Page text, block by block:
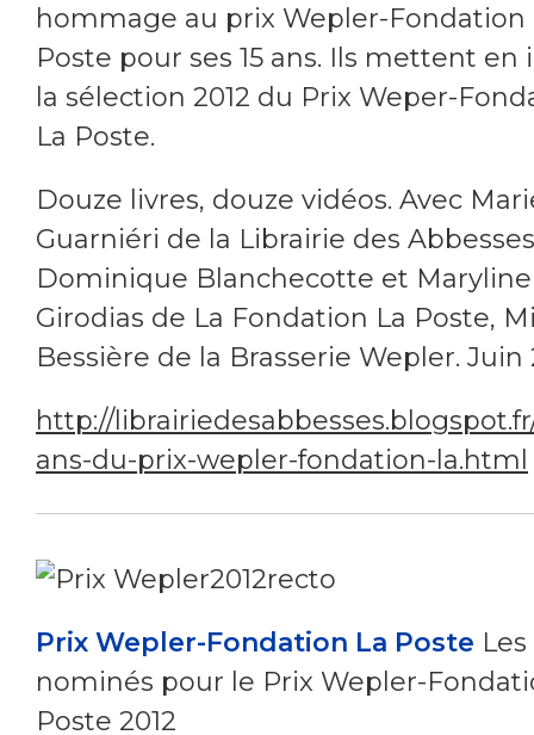
hommage au prix Wepler-Fondation
Poste pour ses 15 ans. Ils mettent en
la sélection 2012 du Prix Weper-
La Poste.
Douze livres, douze vidéos. Avec
Guarniéri de la Librairie des
Dominique Blanchecotte et Maryline
Girodias de La Fondation La Poste,
Bessière de la Brasserie Wepler. Juin
http://librairiedesabbesses.blogspot.fr/
ans-du-prix-wepler-fondation-la.html
Prix Wepler-Fondation La Poste
nominés pour le Prix Wepler-
Poste 2012